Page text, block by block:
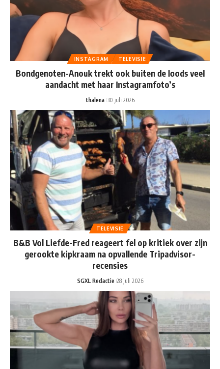
INSTAGRAM TELEVISIE
Bondgenoten-Anouk trekt ook buiten de loods veel
aandacht met haar Instagramfoto’s
thalena 30 juli 2026
TELEVISIE
B&B Vol Liefde-Fred reageert fel op kritiek over zijn
gerookte kipkraam na opvallende Tripadvisor-
recensies
SGXL Redactie 28 juli 2026